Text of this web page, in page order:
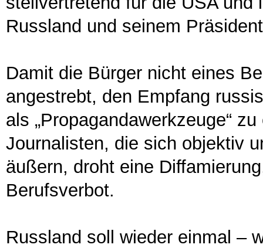
Russland und seinem
Damit die Bürger nicht eines
angestrebt, den Empfang
als „Propagandawerkzeuge“
Journalisten, die sich objektiv
äußern, droht eine
Berufsverbot.
Russland soll wieder einmal –